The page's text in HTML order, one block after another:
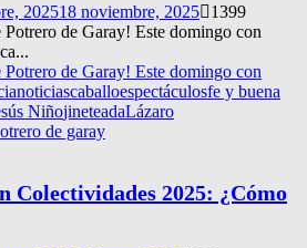
202518 noviembre, 2025
1399
Potrero de Garay! Este domingo con
Potrero de Garay! Este domingo con
caballoespectáculosfe y buena
NiñojineteadaLázaro
de garay
Colectividades 2025: ¿Cómo